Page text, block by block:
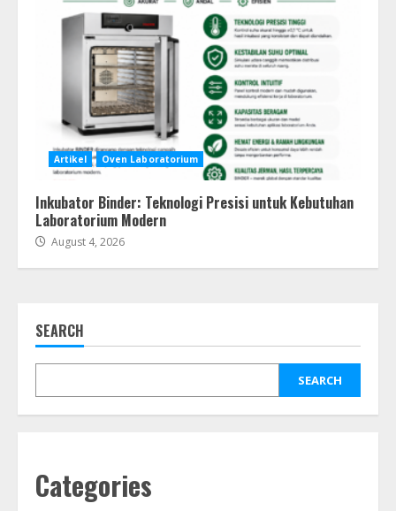
Artikel Oven Laboratorium
Inkubator Binder: Teknologi Presisi untuk Kebutuhan
Laboratorium Modern
August 4, 2026
SEARCH
SEARCH
Categories